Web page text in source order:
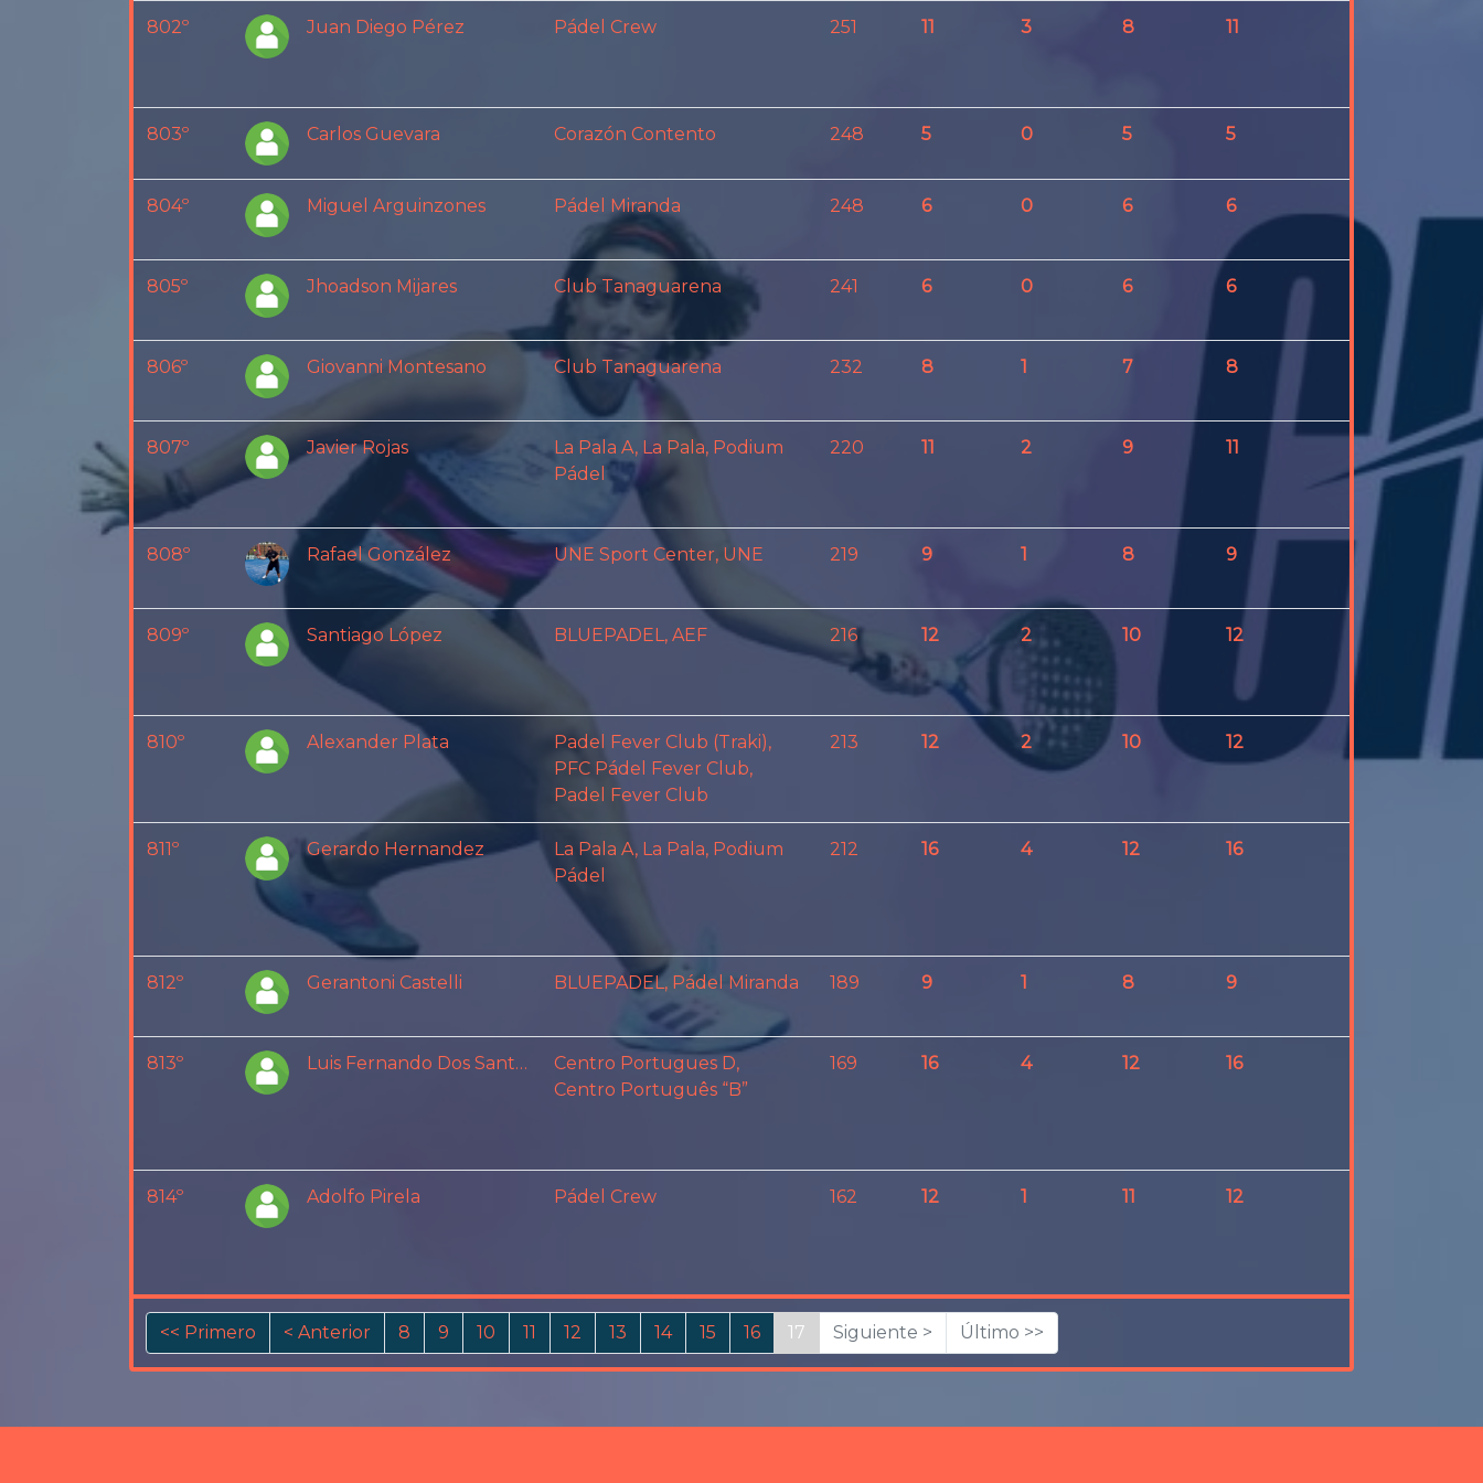
802º Juan Diego Pérez Pádel Crew 251 11 3 8 11
803º Carlos Guevara Corazón Contento 248 5 0 5 5
804º Miguel Arguinzones Pádel Miranda 248 6 0 6 6
805º Jhoadson Mijares Club Tanaguarena 241 6 0 6 6
806º Giovanni Montesano Club Tanaguarena 232 8 1 7 8
807º Javier Rojas
La Pala A, La Pala, Podium
Pádel
220 11 2 9 11 5
808º Rafael González UNE Sport Center, UNE 219 9 1 8 9
809º Santiago López BLUEPADEL, AEF 216 12 2 10 12
810º Alexander Plata
Padel Fever Club (Traki),
PFC Pádel Fever Club,
Padel Fever Club
213 12 2 10 12
811º Gerardo Hernandez
La Pala A, La Pala, Podium
Pádel
212 16 4 12 16
812º Gerantoni Castelli BLUEPADEL, Pádel Miranda 189 9 1 8 9
813º Luis Fernando Dos Santos Spaziani
Centro Portugues D,
Centro Português “B”
169 16 4 12 16
814º Adolfo Pirela Pádel Crew 162 12 1 11 12
<< Primero < Anterior 8 9 10 11 12 13 14 15 16 17 Siguiente > Último >>